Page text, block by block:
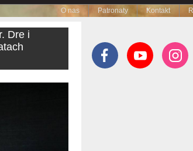
Submenu
O nas Patronaty Kontakt
Dre i